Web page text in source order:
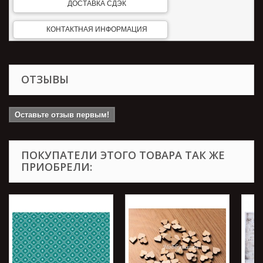
ДОСТАВКА СДЭК
КОНТАКТНАЯ ИНФОРМАЦИЯ
ОТЗЫВЫ
Оставьте отзыв первым!
ПОКУПАТЕЛИ ЭТОГО ТОВАРА ТАК ЖЕ
ПРИОБРЕЛИ: